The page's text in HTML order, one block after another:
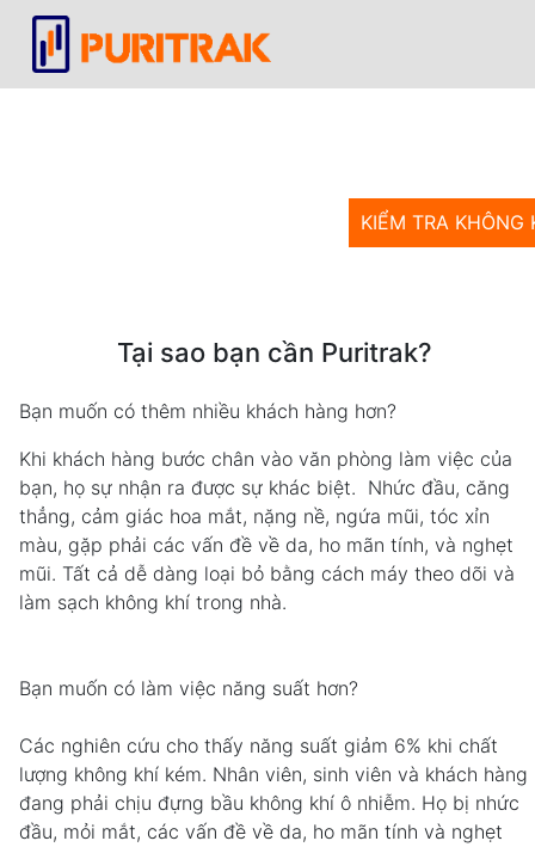
KIỂM TRA KHÔNG
Tại sao bạn cần Puritrak?
Bạn muốn có thêm nhiều khách hàng hơn?
Khi khách hàng bước chân vào văn phòng làm việc của
bạn, họ sự nhận ra được sự khác biệt. Nhức đầu, căng
thẳng, cảm giác hoa mắt, nặng nề, ngứa mũi, tóc xỉn
màu, gặp phải các vấn đề về da, ho mãn tính, và nghẹt
mũi. Tất cả dễ dàng loại bỏ bằng cách máy theo dõi và
làm sạch không khí trong nhà.
Bạn muốn có làm việc năng suất hơn?
Các nghiên cứu cho thấy năng suất giảm 6% khi chất
lượng không khí kém. Nhân viên, sinh viên và khách hàng
đang phải chịu đựng bầu không khí ô nhiễm. Họ bị nhức
đầu, mỏi mắt, các vấn đề về da, ho mãn tính và nghẹt